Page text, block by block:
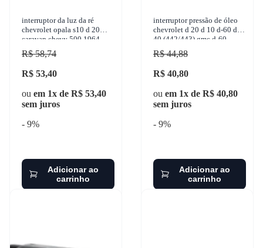
interruptor da luz da ré
chevrolet opala s10 d 20
caravan chevy 500 1964-
2007 marflex - 7014
R$ 58,74
R$ 53,40
ou em 1x de R$ 53,40
sem juros
- 9%
Adicionar ao
carrinho
interruptor pressão de óleo
chevrolet d 20 d 10 d-60 d-
40 (442/443) gmc d-60
1964-1997 marflex - 7193
R$ 44,88
R$ 40,80
ou em 1x de R$ 40,80
sem juros
- 9%
Adicionar ao
carrinho